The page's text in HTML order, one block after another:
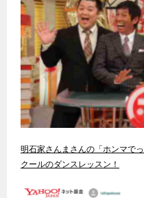
明石家さんまさんの「ホンマで
クールのダンスレッスン！